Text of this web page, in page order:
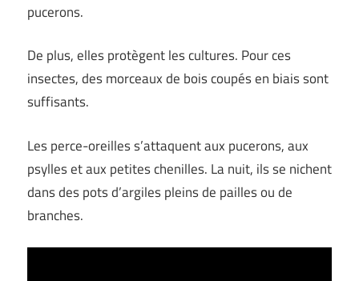
pucerons.
De plus, elles protègent les cultures. Pour ces
insectes, des morceaux de bois coupés en biais sont
suffisants.
Les perce-oreilles s’attaquent aux pucerons, aux
psylles et aux petites chenilles. La nuit, ils se nichent
dans des pots d’argiles pleins de pailles ou de
branches.